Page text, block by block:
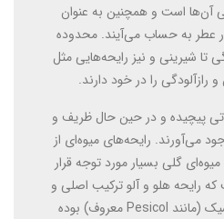
آن‌ها است و همچنین به عنوان
عطر به حساب می‌آیند. محدوده
تا شیرینی و نیز رایحه‌هایی مثل
را در خود دارند.
پیچیده و در حین حال ظریف و
می‌آورند. رایحه‌های میوه‌ای از
گروه میوه‌ای گلی بسیار مورد توجه قرار
که رایحه هلو و آلو ترکیب اصلی و
پایه‌ای برای عطرهای کلاسیک (مانند Pesicol معروف) بوده